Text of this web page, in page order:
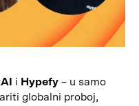
i Hypefy – u samo
globalni proboj,